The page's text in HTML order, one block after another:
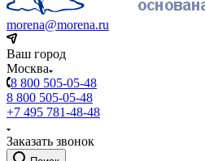
morena@morena.ru
Ваш город
Москва
8 800 505-05-48
8 800 505-05-48
+7 495 781-48-48
Заказать звонок